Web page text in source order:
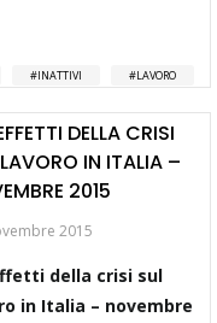
INATTIVI LAVORO
DELLA CRISI
IN ITALIA –
2015
2015
della crisi sul
in Italia – novembre